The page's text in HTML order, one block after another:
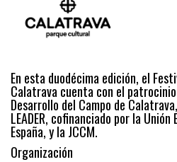
En esta duodécima edición, el
Calatrava cuenta con el
Desarrollo del Campo de
LEADER, cofinanciado por la Unión
España, y la JCCM.
Organización